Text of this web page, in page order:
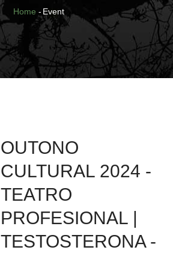
Breadcrumb
Home - Event
OUTONO
CULTURAL 2024 -
TEATRO
PROFESIONAL |
TESTOSTERONA -